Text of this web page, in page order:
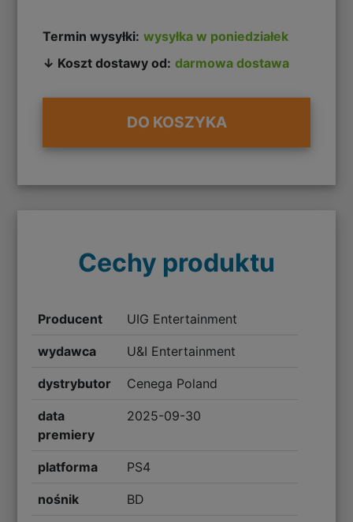
Termin wysyłki: wysyłka w poniedziałek
↓ Koszt dostawy od: darmowa dostawa
DO KOSZYKA
Cechy produktu
Producent UIG Entertainment
wydawca U&I Entertainment
dystrybutor Cenega Poland
data
premiery
2025-09-30
platforma PS4
nośnik BD